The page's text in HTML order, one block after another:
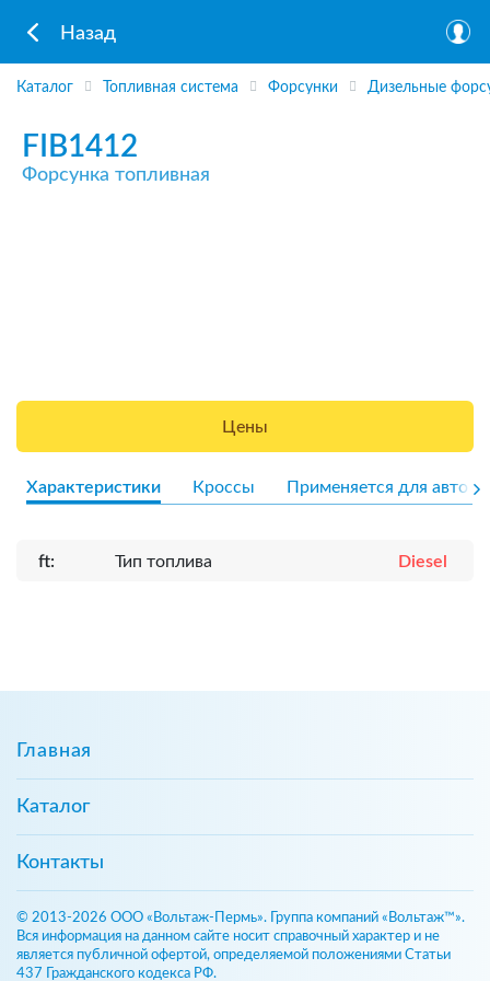
Назад
Каталог Топливная система Форсунки Дизельные
FIB1412
Форсунка топливная
Цены
Характеристики Кроссы Применяется для авто
ft: Тип топлива Diesel
Главная
Каталог
Контакты
© 2013-2026 ООО «Вольтаж-Пермь». Группа компаний «Вольтаж™».
Вся информация на данном сайте носит справочный характер и не
является публичной офертой, определяемой положениями Статьи
437 Гражданского кодекса РФ.